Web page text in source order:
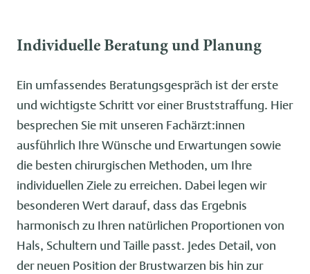
Individuelle Beratung und Planung
Ein umfassendes Beratungsgespräch ist der erste
und wichtigste Schritt vor einer Bruststraffung. Hier
besprechen Sie mit unseren Fachärzt:innen
ausführlich Ihre Wünsche und Erwartungen sowie
die besten chirurgischen Methoden, um Ihre
individuellen Ziele zu erreichen. Dabei legen wir
besonderen Wert darauf, dass das Ergebnis
harmonisch zu Ihren natürlichen Proportionen von
Hals, Schultern und Taille passt. Jedes Detail, von
der neuen Position der Brustwarzen bis hin zur